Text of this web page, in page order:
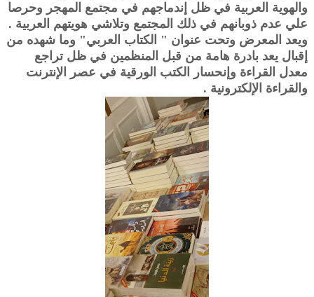
والهوية العربية في ظل إندماجهم في مجتمع المهجر وحرصا
علي عدم ذوبانهم في ذلك المجتمع وتلاشي هويتهم العربية .
ويعد المعرض وتحت عنوان " الكتاب العربي" وما شهده من
إقبال يعد بادرة هامة من قبل المنظمين في ظل تراجع
معدل القراءة وإنحسار الكتب الورقية في عصر الإنترنت
والقراءة الإلكترونية .